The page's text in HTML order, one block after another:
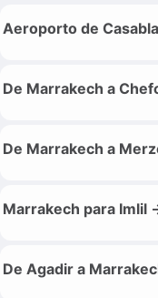
Aeroporto de
De Marrakech a
De Marrakech a
Marrakech para Imlil
De Agadir a